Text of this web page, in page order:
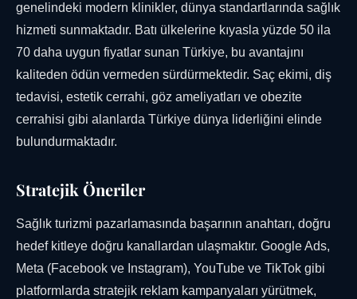
genelindeki modern klinikler, dünya standartlarında sağlık
hizmeti sunmaktadır. Batı ülkelerine kıyasla yüzde 50 ila
70 daha uygun fiyatlar sunan Türkiye, bu avantajını
kaliteden ödün vermeden sürdürmektedir. Saç ekimi, diş
tedavisi, estetik cerrahi, göz ameliyatları ve obezite
cerrahisi gibi alanlarda Türkiye dünya liderliğini elinde
bulundurmaktadır.
Stratejik Öneriler
Sağlık turizmi pazarlamasında başarının anahtarı, doğru
hedef kitleye doğru kanallardan ulaşmaktır. Google Ads,
Meta (Facebook ve Instagram), YouTube ve TikTok gibi
platformlarda stratejik reklam kampanyaları yürütmek,